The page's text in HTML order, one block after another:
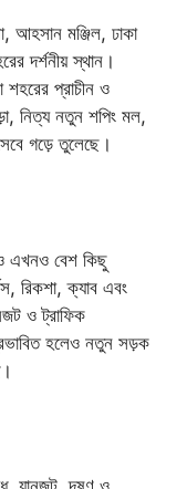
আহসান মঞ্জিল, ঢাকা
দর্শনীয় স্থান।
শহরের প্রাচীন ও
নিত্য নতুন শপিং মল,
গড়ে তুলেছে।
এখনও বেশ কিছু
রিকশা, ক্যাব এবং
ও ট্রাফিক
হলেও নতুন সড়ক